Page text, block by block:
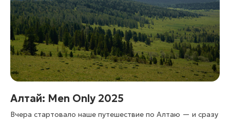
Алтай: Men Only 2025
Вчера стартовало наше путешествие по Алтаю — и сразу